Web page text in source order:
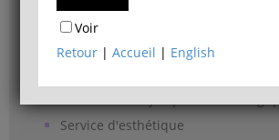
Accès & plans
Bibliothèque du Département de
Service d'esthétique
Voir
Retour |Accueil | English